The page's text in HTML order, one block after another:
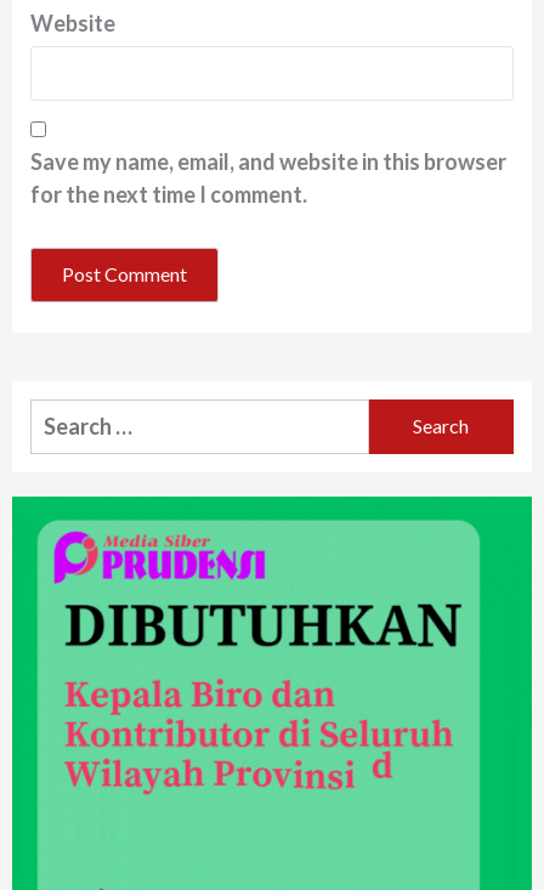
Website
Save my name, email, and website in this browser
for the next time I comment.